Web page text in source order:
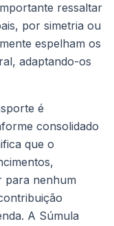
ressaltar
por simetria ou
espelham os
adaptando-os
é
consolidado
que o
para nenhum
A Súmula